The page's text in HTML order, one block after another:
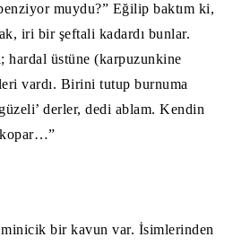
muydu?” Eğilip baktım ki,
iri bir şeftali kadardı bunlar.
hardal üstüne (karpuzunkine
vardı. Birini tutup burnuma
derler, dedi ablam. Kendin
kopar…”
minicik bir kavun var. İsimlerinden